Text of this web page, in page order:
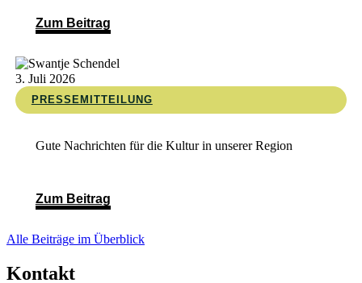
Zum Beitrag
3. Juli 2026
PRESSEMITTEILUNG
Gute Nachrichten für die Kultur in unserer Region
Zum Beitrag
Alle Beiträge im Überblick
Kontakt